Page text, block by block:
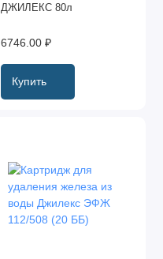
ДЖИЛЕКС 80л
6746.00 ₽
Купить